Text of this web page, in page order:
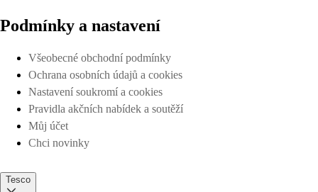
Podmínky a nastavení
Všeobecné obchodní podmínky
Ochrana osobních údajů a cookies
Nastavení soukromí a cookies
Pravidla akčních nabídek a soutěží
Můj účet
Chci novinky
Tesco